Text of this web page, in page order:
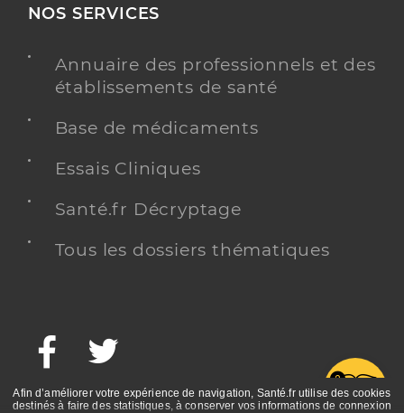
NOS SERVICES
Annuaire des professionnels et des
établissements de santé
Base de médicaments
Essais Cliniques
Santé.fr Décryptage
Tous les dossiers thématiques
Facebook
Afin d’améliorer votre expérience de navigation, Santé.fr utilise des cookies
destinés à faire des statistiques, à conserver vos informations de connexion